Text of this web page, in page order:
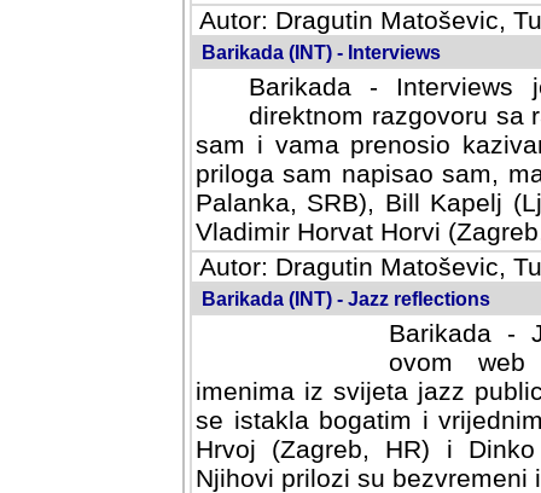
Autor: Dragutin Matoševic,
Barikada (INT) - Interviews
Barikada -
direktnom razgovoru sa
sam i vama prenosio
priloga sam napisao sam,
Palanka, SRB), Bill Kapelj
Vladimir Horvat Horvi
Autor: Dragutin Matoševic,
Barikada (INT) - Jazz reflections
Barikada -
ovom web
imenima iz svijeta jazz
se istakla bogatim i
Hrvoj (Zagreb, HR) i
Njihovi prilozi su bezvremeni